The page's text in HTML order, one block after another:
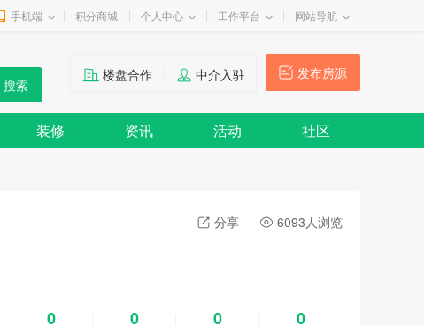
手机端 积分商城 个人中心 工作平台 网站导航
发布房源
楼盘合作 中介入驻
装修 资讯 活动 社区
分享 6093人浏览
0 0 0 0